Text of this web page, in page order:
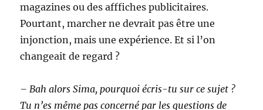
magazines ou des afffiches publicitaires.
Pourtant, marcher ne devrait pas être une
injonction, mais une expérience. Et si l’on
changeait de regard ?
– Bah alors Sima, pourquoi écris-tu sur ce sujet ?
Tu n’es même pas concerné par les questions de